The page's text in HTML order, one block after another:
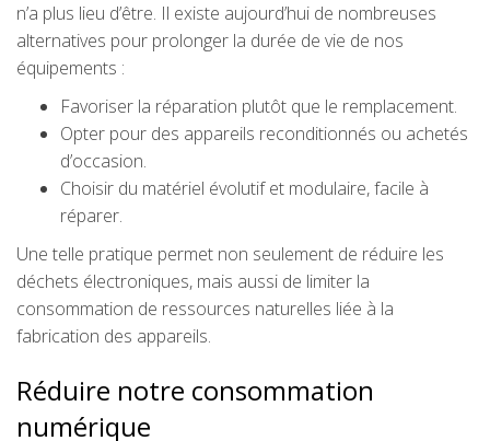
n’a plus lieu d’être. Il existe aujourd’hui de nombreuses
alternatives pour prolonger la durée de vie de nos
équipements :
Favoriser la réparation plutôt que le remplacement.
Opter pour des appareils reconditionnés ou achetés
d’occasion.
Choisir du matériel évolutif et modulaire, facile à
réparer.
Une telle pratique permet non seulement de réduire les
déchets électroniques, mais aussi de limiter la
consommation de ressources naturelles liée à la
fabrication des appareils.
Réduire notre consommation
numérique